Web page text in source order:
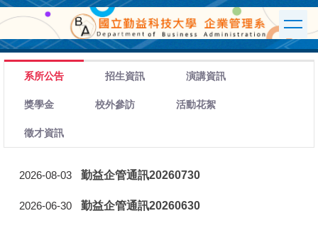
跳
主
要
系所公告 招生資訊 演講資訊
獎學金 校外參訪 活動花絮
徵才資訊
2026-08-03 勤益企管通訊20260730
2026-06-30 勤益企管通訊20260630